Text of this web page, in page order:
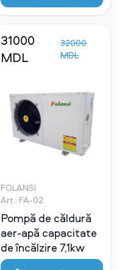
31000
MDL
32000
MDL
FOLANSI
Art.: FA-02
Pompă de căldură
aer-apă сapacitate
de încălzire 7,1kw